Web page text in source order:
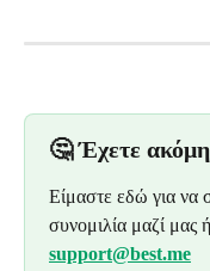
🤔 Έχετε
Είμαστε εδώ για να
συνομιλία μαζί μας
support@best.me